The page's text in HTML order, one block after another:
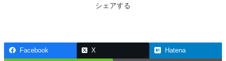
シェアする
Facebook X Hatena